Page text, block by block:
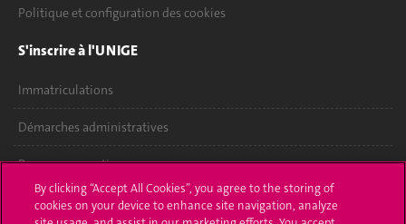
Politique et configuration des cookies
S'inscrire à l'UNIGE
Immatriculations
Démarches administratives
Poser une question
L'UNIGE vous informe
By clicking “Accept All Cookies”, you agree to the storing of
cookies on your device to enhance site navigation, analyze